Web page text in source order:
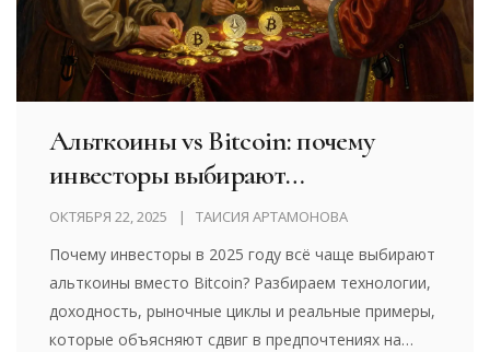
Альткоины vs Bitcoin: почему
инвесторы выбирают
альтернативные монеты
ОКТЯБРЯ 22, 2025 ТАИСИЯ АРТАМОНОВА
Почему инвесторы в 2025 году всё чаще выбирают
альткоины вместо Bitcoin? Разбираем технологии,
доходность, рыночные циклы и реальные примеры,
которые объясняют сдвиг в предпочтениях на